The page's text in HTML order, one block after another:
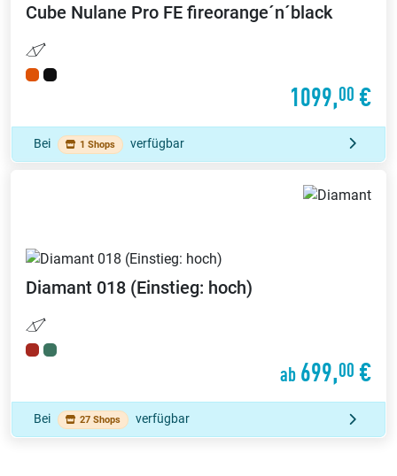
Cube Nulane Pro FE fireorange´n´black
1099,00 €
Bei 1 Shops verfügbar
Diamant 018 (Einstieg: hoch)
ab 699,00 €
Bei 27 Shops verfügbar